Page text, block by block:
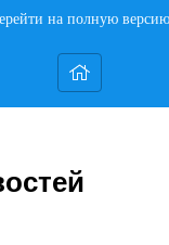
на полную версию